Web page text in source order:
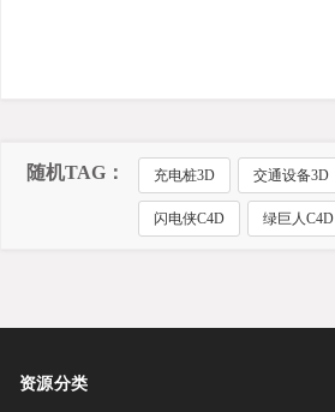
随机TAG： 充电桩3D 交通设备3D
闪电侠C4D 绿巨人C4D
资源分类